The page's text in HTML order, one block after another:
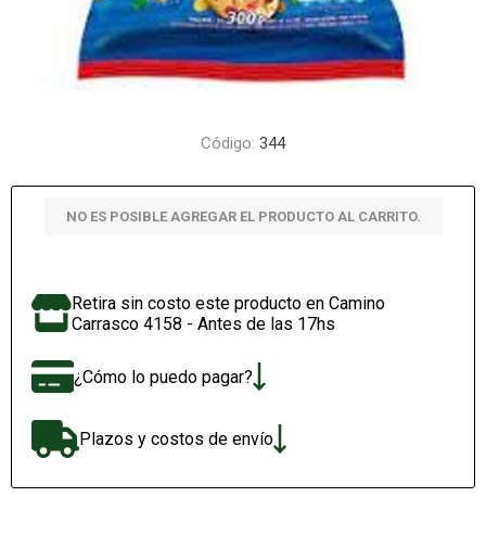
Código: 344
NO ES POSIBLE AGREGAR EL PRODUCTO AL CARRITO.
Retira sin costo este producto en Camino
Carrasco 4158 - Antes de las 17hs
¿Cómo lo puedo pagar?
Plazos y costos de envío